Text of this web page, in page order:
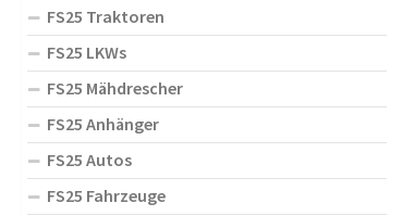
FS25 Traktoren
FS25 LKWs
FS25 Mähdrescher
FS25 Anhänger
FS25 Autos
FS25 Fahrzeuge